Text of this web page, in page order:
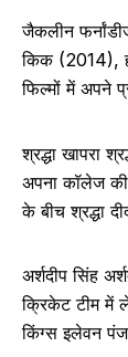
जैकलीन
किक (2014),
फिल्मों में अपने
श्रद्धा खापरा
अपना कॉलेज
के बीच श्रद्धा
अर्शदीप सिंह
क्रिकेट टीम में
किंग्स इलेवन